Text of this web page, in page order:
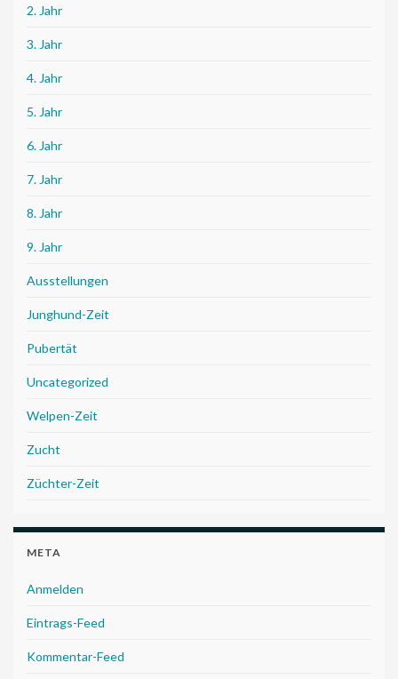
2. Jahr
3. Jahr
4. Jahr
5. Jahr
6. Jahr
7. Jahr
8. Jahr
9. Jahr
Ausstellungen
Junghund-Zeit
Pubertät
Uncategorized
Welpen-Zeit
Zucht
Züchter-Zeit
META
Anmelden
Eintrags-Feed
Kommentar-Feed